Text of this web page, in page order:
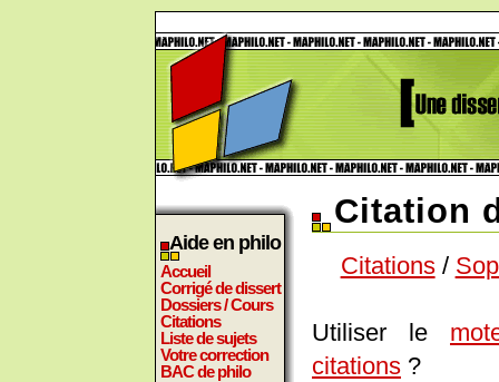
Aide en philo
Accueil
Corrigé de dissert
Dossiers / Cours
Citations
Liste de sujets
Votre correction
BAC de philo
Citation
Citations/
Utiliser le
citations ?